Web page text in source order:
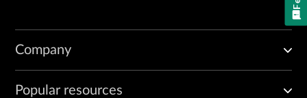
Company
Popular resources